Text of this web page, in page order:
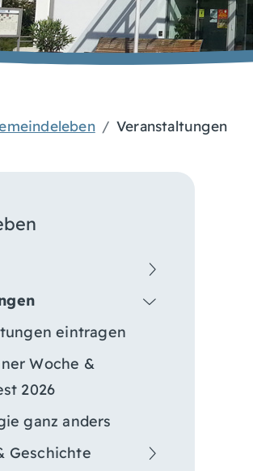
Veranstaltungen
eintragen
Woche &
2026
ganz anders
Geschichte